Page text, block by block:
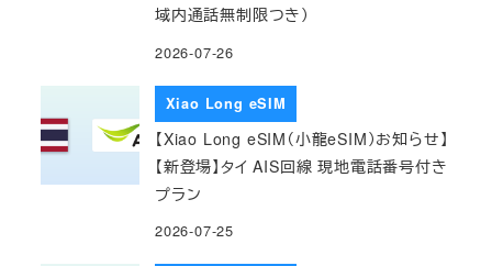
域内通話無制限つき）
2026-07-26
Xiao Long eSIM
【Xiao Long eSIM（小龍eSIM）お知らせ】
【新登場】タイ AIS回線 現地電話番号付き
プラン
2026-07-25